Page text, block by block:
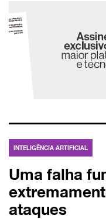
INTELIGÊNCIA ARTIFICIAL
Uma falha
ataques